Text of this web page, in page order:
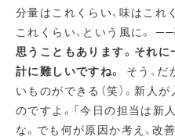
分量はこれくらい、味はこれ
これくらい、という風に。──
思うこともあります。それ
計に難しいですね。
そう、
いものができる（笑）。新人
のですよ。「今日の担当は新
な。でも何が原因か考え、改